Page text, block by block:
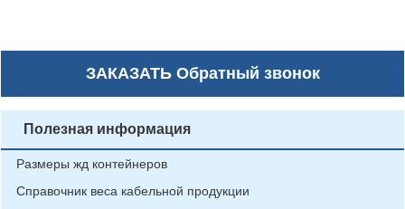
ЗАКАЗАТЬОбратный звонок
Полезная информация
Размеры жд контейнеров
Справочник веса кабельной продукции